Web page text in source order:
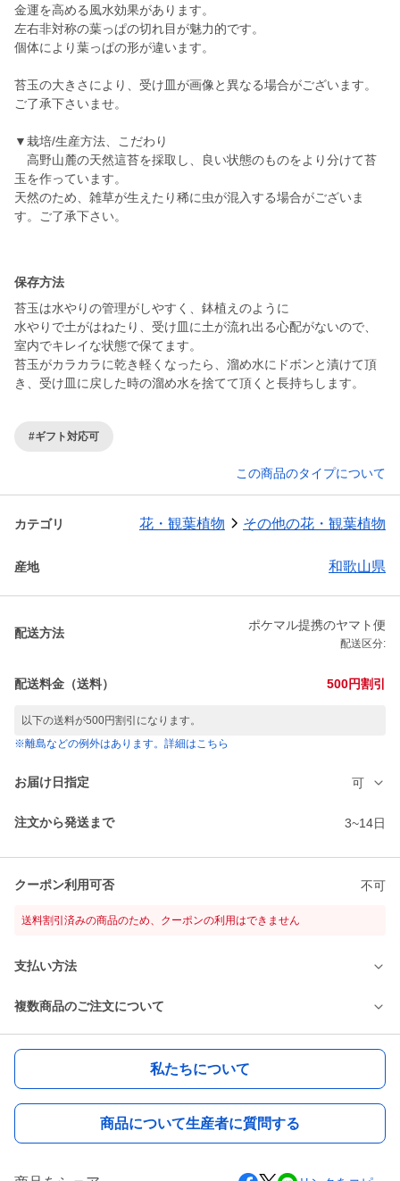
金運を高める風水効果があります。
左右非対称の葉っぱの切れ目が魅力的です。
個体により葉っぱの形が違います。
苔玉の大きさにより、受け皿が画像と異なる場合がございます。
ご了承下さいませ。
▼栽培/生産方法、こだわり
高野山麓の天然這苔を採取し、良い状態のものをより分けて苔
玉を作っています。
天然のため、雑草が生えたり稀に虫が混入する場合がございま
す。ご了承下さい。
保存方法
苔玉は水やりの管理がしやすく、鉢植えのように
水やりで土がはねたり、受け皿に土が流れ出る心配がないので、
室内でキレイな状態で保てます。
苔玉がカラカラに乾き軽くなったら、溜め水にドボンと漬けて頂
き、受け皿に戻した時の溜め水を捨てて頂くと長持ちします。
#ギフト対応可
この商品のタイプについて
カテゴリ 花・観葉植物 その他の花・観葉植物
産地 和歌山県
配送方法
ポケマル提携のヤマト便
配送区分:
配送料金（送料） 500円割引
以下の送料が500円割引になります。
※離島などの例外はあります。詳細はこちら
お届け日指定 可
注文から発送まで 3~14日
クーポン利用可否 不可
送料割引済みの商品のため、クーポンの利用はできません
支払い方法
複数商品のご注文について
私たちについて
商品について生産者に質問する